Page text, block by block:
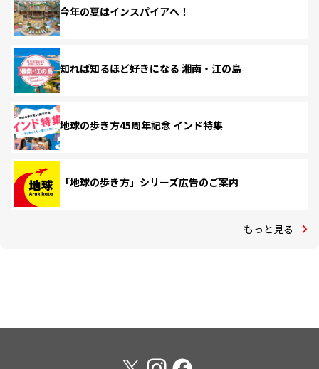
今年の夏はインスパイアへ！
知れば知るほど好きになる 湘南・江の島
地球の歩き方45周年記念 インド特集
「地球の歩き方」シリーズ広告のご案内
もっと見る